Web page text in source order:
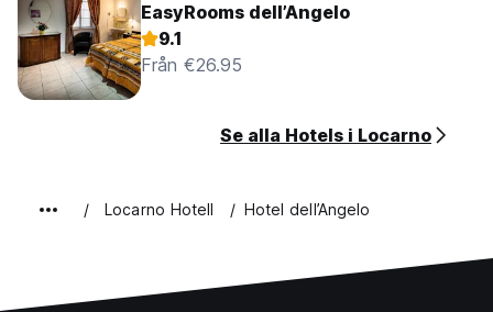
EasyRooms dell’Angelo
9.1
Från €26.95
Se alla Hotels i Locarno
Locarno Hotell Hotel dell’Angelo